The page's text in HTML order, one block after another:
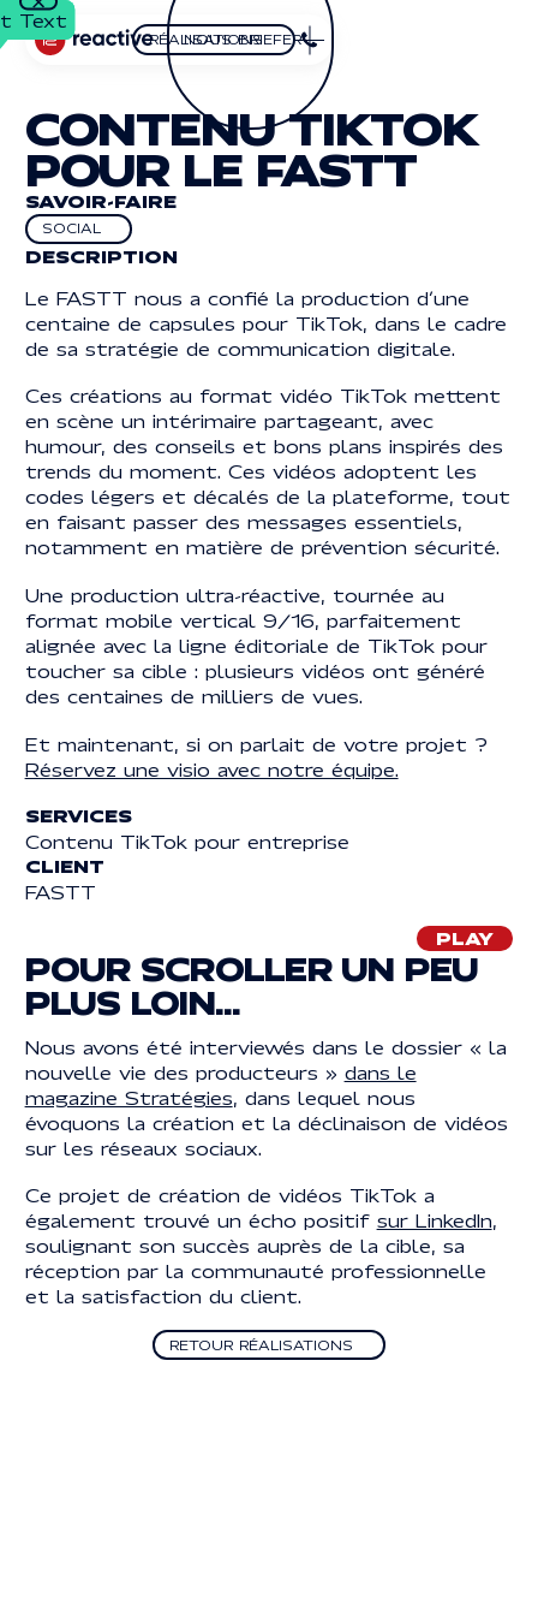
Close
Text
Text
PLAY
CONTENU TIKTOK
POUR LE FASTT
SAVOIR-FAIRE
social
SOCIAL
DESCRIPTION
Le FASTT nous a confié la production d’une
centaine de capsules pour TikTok, dans le cadre
de sa stratégie de communication digitale.
Ces créations au format vidéo TikTok mettent
en scène un intérimaire partageant, avec
humour, des conseils et bons plans inspirés des
trends du moment. Ces vidéos adoptent les
codes légers et décalés de la plateforme, tout
en faisant passer des messages essentiels,
notamment en matière de prévention sécurité.
Une production ultra-réactive, tournée au
format mobile vertical 9/16, parfaitement
alignée avec la ligne éditoriale de TikTok pour
toucher sa cible : plusieurs vidéos ont généré
des centaines de milliers de vues.
Et maintenant, si on parlait de votre projet ?
Réservez une visio avec notre équipe.
SERVICES
Contenu TikTok pour entreprise
CLIENT
FASTT
PLAY
POUR SCROLLER UN PEU
PLUS LOIN...
Nous avons été interviewés dans le dossier « la
nouvelle vie des producteurs » dans le
magazine Stratégies , dans lequel nous
évoquons la création et la déclinaison de vidéos
sur les réseaux sociaux.
Ce projet de création de vidéos TikTok a
également trouvé un écho positif sur LinkedIn
soulignant son succès auprès de la cible, sa
réception par la communauté professionnelle
et la satisfaction du client.
Retour Réalisations
RETOUR RÉALISATIONS
LinkedIn
LINKEDIN
Youtube
YOUTUBE
Vimeo
2, boulevard
du Général de Gaulle
2, BOULEVARD
DU GÉNÉRAL DE GAULLE
92120 MONTROUGE
CONTACT
01 70 68 97 65
01 70 68 97 65
info@reactiveprod.com
INFO@REACTIVEPROD.COM
job@reactiveprod.com
JOB@REACTIVEPROD.COM
Mentions légales
MENTIONS LÉGALES
© 2025 | REACTIVE. TOUS DROITS RÉSERVÉS
réalisations
RÉALISATIONS
HOMEPAGE
RÉALISATIONS
EXPERTISES
RÉFLEXIONS
CONTACT
BUTTON
TEXT
BUTTON
TEXT
Button Text
BUTTON
TEXT
FR
FR ENEN
Nous briefer
NOUS BRIEFER